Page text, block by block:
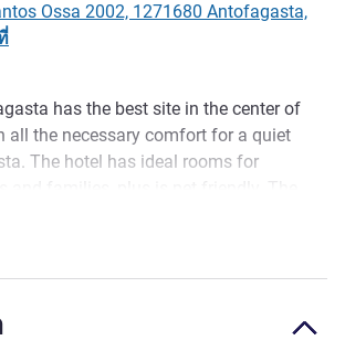
Ossa 2002, 1271680 Antofagasta,
has the best site in the center of
all the necessary comfort for a quiet
The hotel has ideal rooms for
on Chilean personalities, with special
at this ibis Styles hotel. Also enjoy
tourist sites in Antofagasta, start with
Monument, one of the city's postcards.